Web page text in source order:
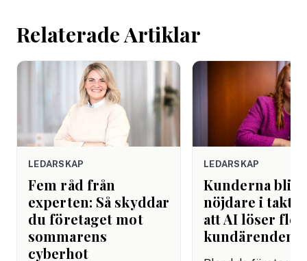
Relaterade Artiklar
LEDARSKAP
Fem råd från
experten: Så skyddar
du företaget mot
sommarens
cyberhot
LEDARSKAP
Kunderna blir
nöjdare i takt
att AI löser fler
kundärenden